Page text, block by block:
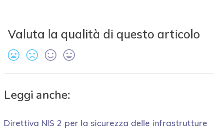
Valuta la qualità di questo articolo
Leggi anche:
Direttiva NIS 2 per la sicurezza delle infrastrutture